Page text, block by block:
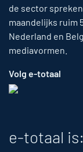
de sector
maandelijks ruim
Nederland en
mediavormen.
Volg e-totaal
e-totaal is: